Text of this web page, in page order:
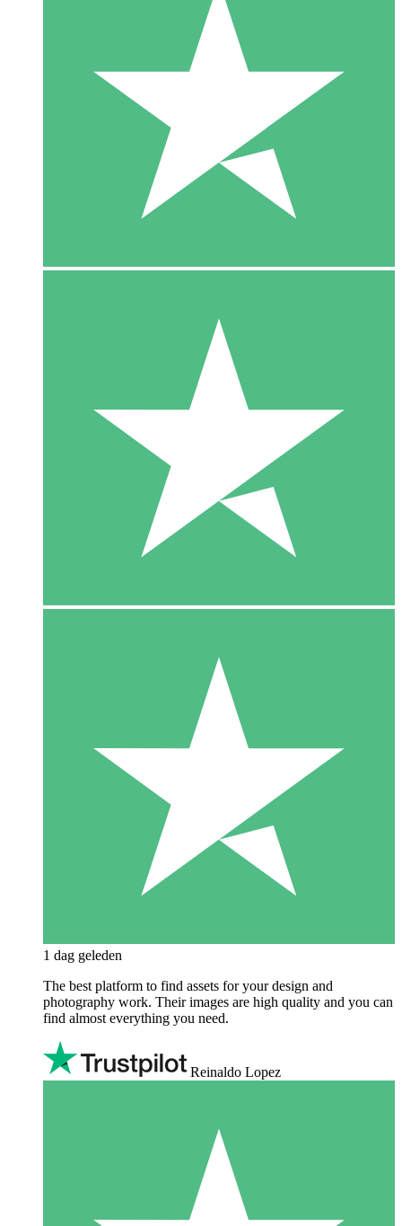
1 dag geleden
The best platform to find assets for your design and
photography work. Their images are high quality and you can
find almost everything you need.
Reinaldo Lopez